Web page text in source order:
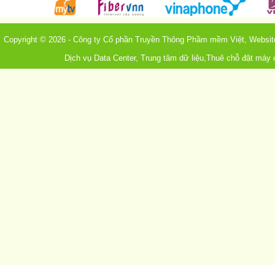
Copyright © 2026 - Công ty Cổ phần Truyền Thông Phầm mềm Việt,
Dịch vụ Data Center, Trung tâm dữ liệu,Thuê chỗ đặt